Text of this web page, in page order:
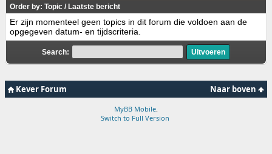
Order by: Topic / Laatste bericht
Er zijn momenteel geen topics in dit forum die voldoen aan de
opgegeven datum- en tijdscriteria.
Search:
Naar boven
Kever Forum
MyBB Mobile
Switch to Full Version